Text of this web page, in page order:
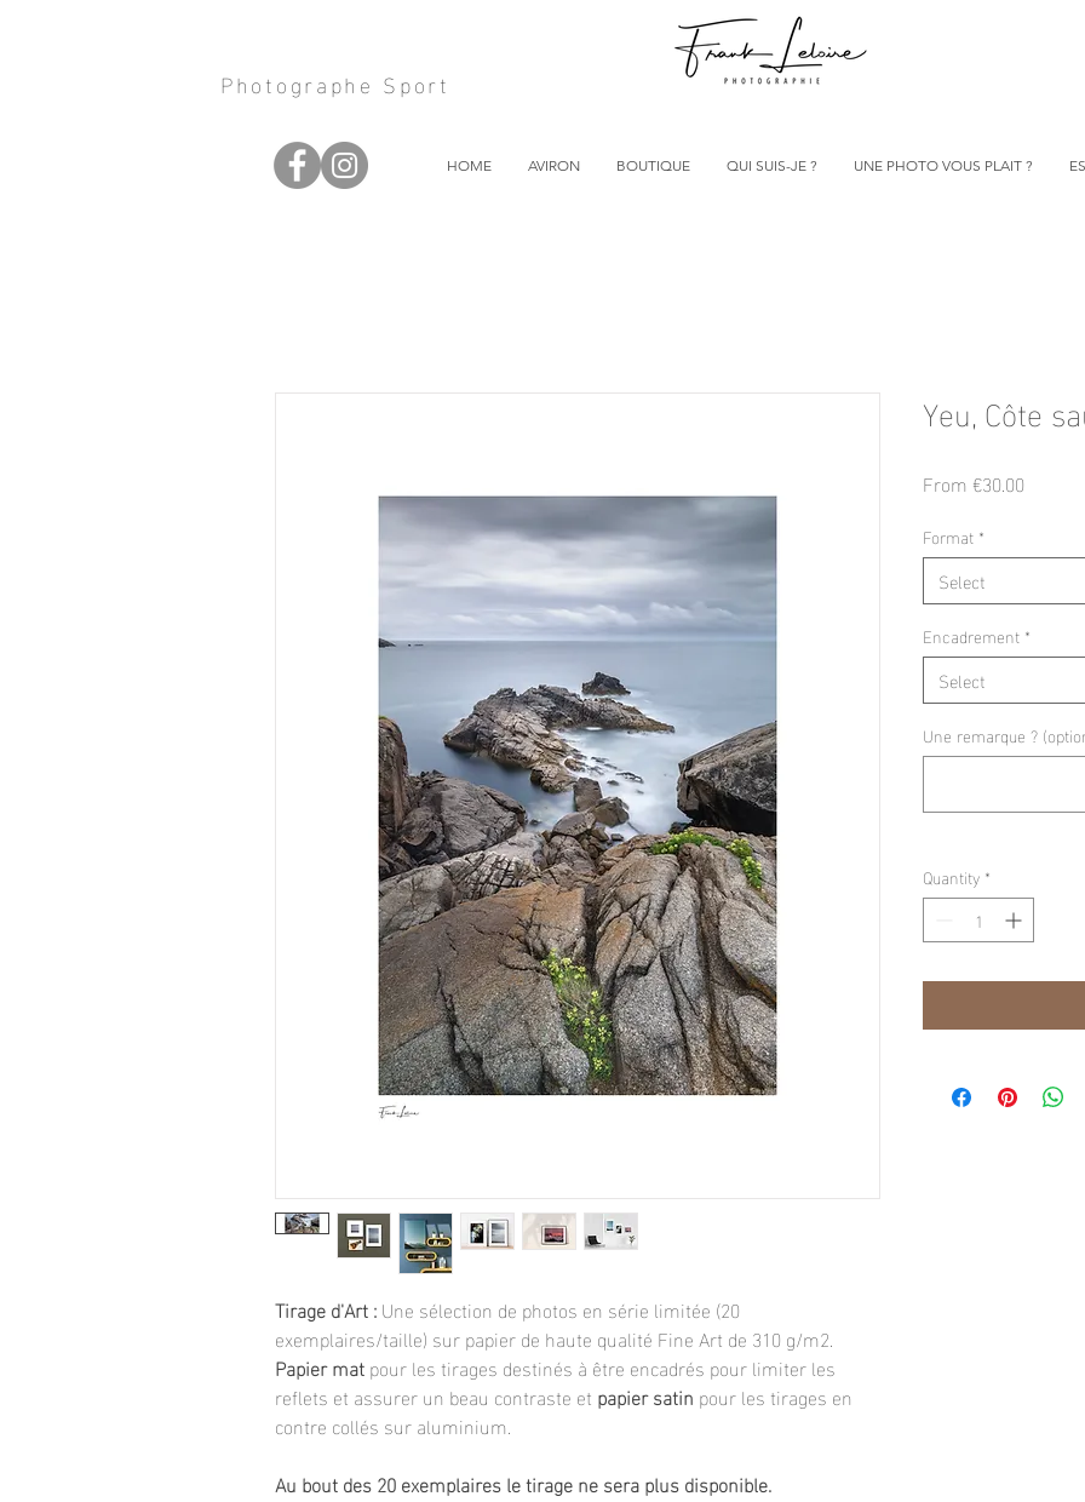
Photographe Sport
HOME AVIRON BOUTIQUE QUI SUIS-JE ? UNE PHOTO VOUS PLAIT ?
Tirage d'Art :Une sélection de photos en série limitée (20
exemplaires/taille) sur papier de haute qualité Fine Art de 310 g/m2.
Papier matpour les tirages destinés à être encadrés pour limiter les
reflets et assurer un beau contraste et papier satin pour les tirages en
contre collés sur aluminium.
Au bout des 20 exemplaires le tirage ne sera plus disponible.
Yeu, Côte
From €30.00
Format *
Select
Encadrement *
Select
Une remarque ?
Quantity *